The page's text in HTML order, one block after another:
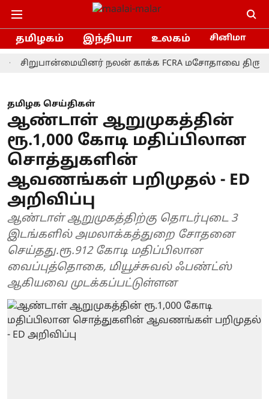
தமிழகம் இந்தியா உலகம் சினிமா
நலன் காக்க FCRA மசோதாவை திரும்பப்
தமிழக செய்திகள்
ஆண்டாள் ஆறுமுகத்தின்
ரூ.1,000 கோடி மதிப்பிலான
சொத்துகளின்
ஆவணங்கள் பறிமுதல் - ED
அறிவிப்பு
ஆண்டாள் ஆறுமுகத்திற்கு தொடர்புடை 3
இடங்களில் அமலாக்கத்துறை சோதனை
செய்தது.ரூ.912 கோடி மதிப்பிலான
வைப்புத்தொகை, மியூச்சுவல் ஃபண்ட்ஸ்
ஆகியவை முடக்கப்பட்டுள்ளன